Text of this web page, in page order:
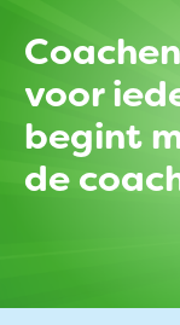
voor
begint
de